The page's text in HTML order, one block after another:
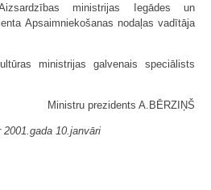
ministrijas Iegādes un
Apsaimniekošanas nodaļas vadītāja
ministrijas galvenais speciālists
Ministru prezidents A.BĒRZIŅŠ
10.janvāri